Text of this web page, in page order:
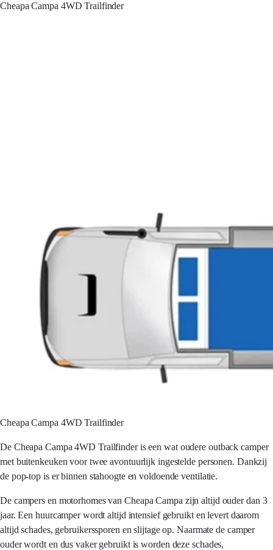
Cheapa Campa 4WD Trailfinder
Cheapa Campa 4WD Trailfinder
De Cheapa Campa 4WD Trailfinder is een wat oudere outback camper
met buitenkeuken voor twee avontuurlijk ingestelde personen. Dankzij
de pop-top is er binnen stahoogte en voldoende ventilatie.
De campers en motorhomes van Cheapa Campa zijn altijd ouder dan 3
jaar. Een huurcamper wordt altijd intensief gebruikt en levert daarom
altijd schades, gebruikerssporen en slijtage op. Naarmate de camper
ouder wordt en dus vaker gebruikt is worden deze schades,